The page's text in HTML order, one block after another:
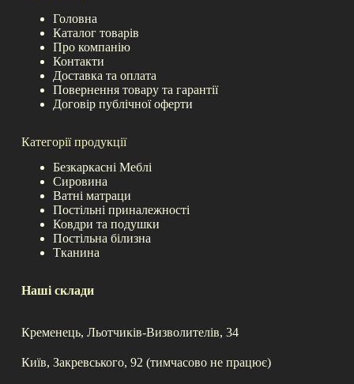
Головна
Каталог товарів
Про компанію
Контакти
Доставка та оплата
Повернення товару та гарантії
Договір публічної оферти
Категорії продукції
Безкаркасні Меблі
Сировина
Ватні матраци
Постільні приналежності
Ковдри та подушки
Постільна білизна
Тканина
Наші склади
Кременець, Льотчиків-Визволителів, 34
Київ, Закревського, 92 (тимчасово не працює)